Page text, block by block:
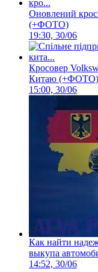
Оновлений
(+ФОТО)
19:30, 30/06
Кросовер
Китаю (+ФОТО)
15:00, 30/06
Как найти
выкупа
14:52, 30/06